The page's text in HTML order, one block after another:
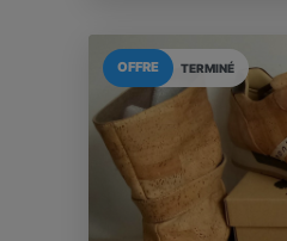
TERMINÉ
OFFRE